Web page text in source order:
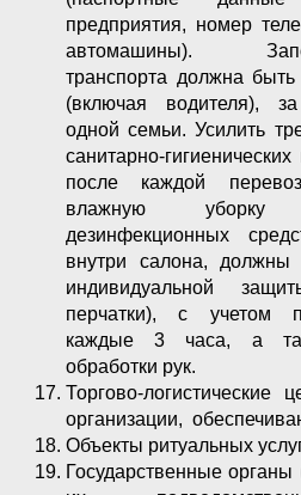
предприятия, номер
автомашины).
транспорта должна
(включая водителя),
одной семьи. Усилить
санитарно-
после каждой
влажную
дезинфекционных
внутри салона, должны
индивидуальной
перчатки), с учетом
каждые 3 часа, а
обработки рук.
Торгово-
организации,
Объекты ритуальных
Государственные